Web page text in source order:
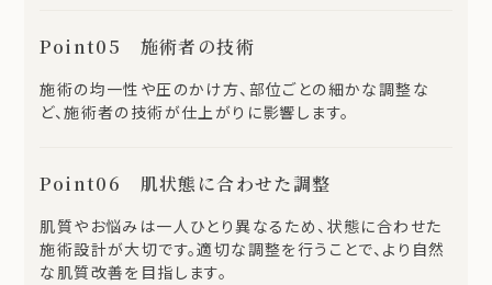
Point05 施術者の技術
施術の均一性や圧のかけ方、部位ごとの細かな調整な
ど、施術者の技術が仕上がりに影響します。
Point06 肌状態に合わせた調整
肌質やお悩みは一人ひとり異なるため、状態に合わせた
施術設計が大切です。適切な調整を行うことで、より自然
な肌質改善を目指します。